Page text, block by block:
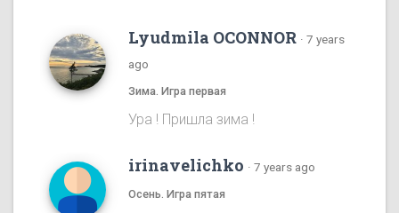
Lyudmila OCONNOR · 7 years
ago
Зима. Игра первая
Ура ! Пришла зима !
irinavelichko · 7 years ago
Осень. Игра пятая